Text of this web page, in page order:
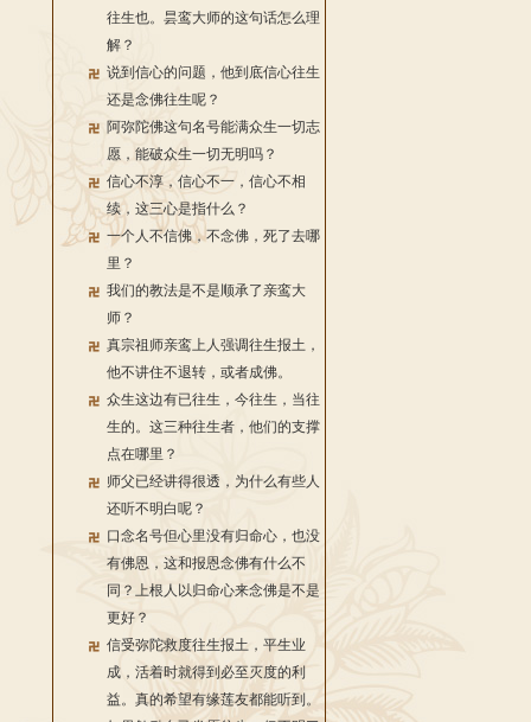
往生也。昙鸾大师的这句话怎么理
解？
说到信心的问题，他到底信心往生
还是念佛往生呢？
阿弥陀佛这句名号能满众生一切志
愿，能破众生一切无明吗？
信心不淳，信心不一，信心不相
续，这三心是指什么？
一个人不信佛，不念佛，死了去哪
里？
我们的教法是不是顺承了亲鸾大
师？
真宗祖师亲鸾上人强调往生报土，
他不讲住不退转，或者成佛。
众生这边有已往生，今往生，当往
生的。这三种往生者，他们的支撑
点在哪里？
师父已经讲得很透，为什么有些人
还听不明白呢？
口念名号但心里没有归命心，也没
有佛恩，这和报恩念佛有什么不
同？上根人以归命心来念佛是不是
更好？
信受弥陀救度往生报土，平生业
成，活着时就得到必至灭度的利
益。真的希望有缘莲友都能听到。